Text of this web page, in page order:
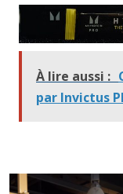
À lire aussi :
par Invictus